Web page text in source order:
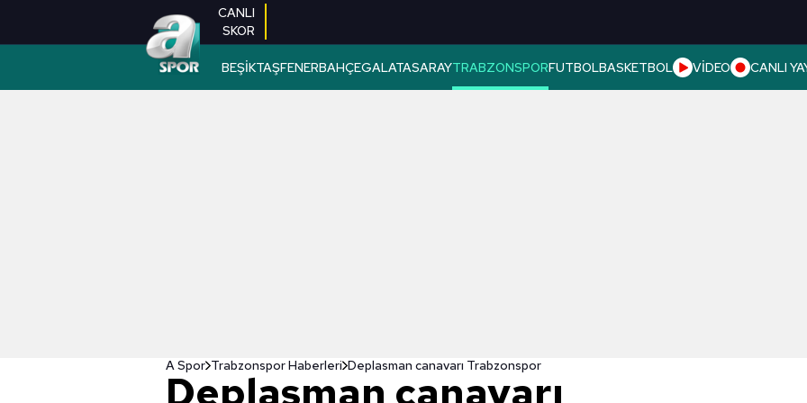
CANLI
SKOR
BEŞİKTAŞFENERBAHÇEGALATASARAYTRABZONSPORFUTBOLBASKETBOL VİDEO CANLI
A Spor Trabzonspor Haberleri Deplasman canavarı Trabzonspor
Deplasman canavarı